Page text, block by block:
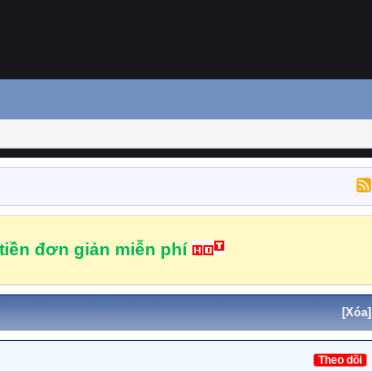
đơn giản miễn phí
[Xóa]
Theo dõi